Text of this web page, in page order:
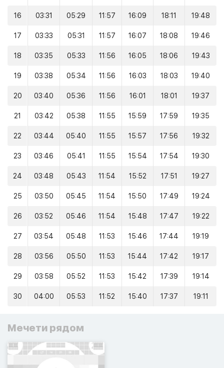
16 03:31 05:29 11:57 16:09 18:11 19:48
17 03:33 05:31 11:57 16:07 18:08 19:46
18 03:35 05:33 11:56 16:05 18:06 19:43
19 03:38 05:34 11:56 16:03 18:03 19:40
20 03:40 05:36 11:56 16:01 18:01 19:37
21 03:42 05:38 11:55 15:59 17:59 19:35
22 03:44 05:40 11:55 15:57 17:56 19:32
23 03:46 05:41 11:55 15:54 17:54 19:30
24 03:48 05:43 11:54 15:52 17:51 19:27
25 03:50 05:45 11:54 15:50 17:49 19:24
26 03:52 05:46 11:54 15:48 17:47 19:22
27 03:54 05:48 11:53 15:46 17:44 19:19
28 03:56 05:50 11:53 15:44 17:42 19:17
29 03:58 05:52 11:53 15:42 17:39 19:14
30 04:00 05:53 11:52 15:40 17:37 19:11
Мечети рядом